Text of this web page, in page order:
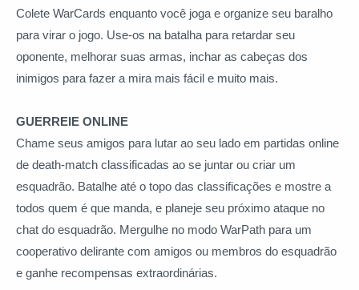
Colete WarCards enquanto você joga e organize seu baralho
para virar o jogo. Use-os na batalha para retardar seu
oponente, melhorar suas armas, inchar as cabeças dos
inimigos para fazer a mira mais fácil e muito mais.
GUERREIE ONLINE
Chame seus amigos para lutar ao seu lado em partidas online
de death-match classificadas ao se juntar ou criar um
esquadrão. Batalhe até o topo das classificações e mostre a
todos quem é que manda, e planeje seu próximo ataque no
chat do esquadrão. Mergulhe no modo WarPath para um
cooperativo delirante com amigos ou membros do esquadrão
e ganhe recompensas extraordinárias.